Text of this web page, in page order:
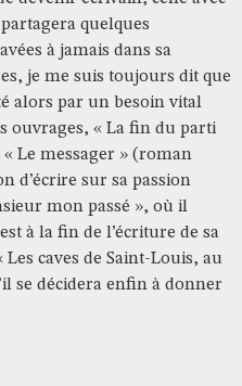
quelques
à jamais dans sa
je me suis toujours dit que
alors par un besoin vital
ouvrages, « La fin du parti
« Le messager » (roman
d’écrire sur sa passion
mon passé », où il
à la fin de l’écriture de sa
caves de Saint-Louis, au
se décidera enfin à donner